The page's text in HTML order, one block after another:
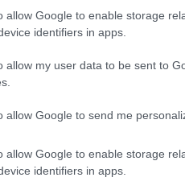
allow Google to enable storage
identifiers in apps.
allow my user data to be sent to
allow Google to send me
allow Google to enable storage
identifiers in apps.
da un unico
un’alternativa a
L’idea alla base è
la
monopolio”.
la cooperazione con gli